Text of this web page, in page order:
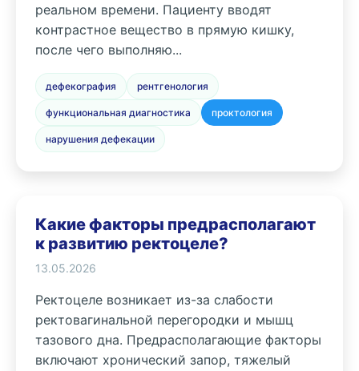
реальном времени. Пациенту вводят
контрастное вещество в прямую кишку,
после чего выполняю...
дефекография рентгенология
функциональная диагностика проктология
нарушения дефекации
Какие факторы предрасполагают
к развитию ректоцеле?
13.05.2026
Ректоцеле возникает из-за слабости
ректовагинальной перегородки и мышц
тазового дна. Предрасполагающие факторы
включают хронический запор, тяжелый